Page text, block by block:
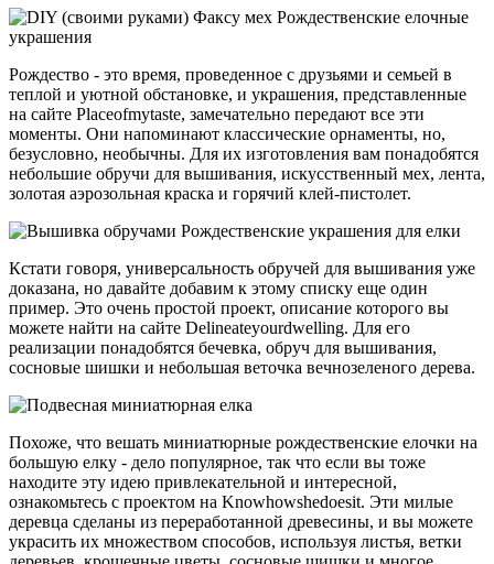
Рождество - это время, проведенное с друзьями и семьей в
теплой и уютной обстановке, и украшения, представленные
на сайте Placeofmytaste, замечательно передают все эти
моменты. Они напоминают классические орнаменты, но,
безусловно, необычны. Для их изготовления вам понадобятся
небольшие обручи для вышивания, искусственный мех, лента,
золотая аэрозольная краска и горячий клей-пистолет.
Кстати говоря, универсальность обручей для вышивания уже
доказана, но давайте добавим к этому списку еще один
пример. Это очень простой проект, описание которого вы
можете найти на сайте Delineateyourdwelling. Для его
реализации понадобятся бечевка, обруч для вышивания,
сосновые шишки и небольшая веточка вечнозеленого дерева.
Похоже, что вешать миниатюрные рождественские елочки на
большую елку - дело популярное, так что если вы тоже
находите эту идею привлекательной и интересной,
ознакомьтесь с проектом на Knowhowshedoesit. Эти милые
деревца сделаны из переработанной древесины, и вы можете
украсить их множеством способов, используя листья, ветки